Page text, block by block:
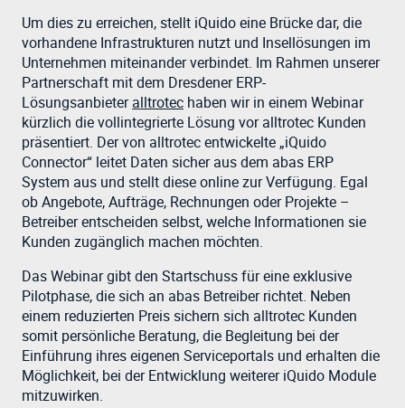
Um dies zu erreichen, stellt iQuido eine Brücke dar, die
vorhandene Infrastrukturen nutzt und Insellösungen im
Unternehmen miteinander verbindet. Im Rahmen unserer
Partnerschaft mit dem Dresdener ERP-
Lösungsanbieteralltrotec haben wir in einem Webinar
kürzlich die vollintegrierte Lösung vor alltrotec Kunden
präsentiert. Der von alltrotec entwickelte „iQuido
Connector“ leitet Daten sicher aus dem abas ERP
System aus und stellt diese online zur Verfügung. Egal
ob Angebote, Aufträge, Rechnungen oder Projekte –
Betreiber entscheiden selbst, welche Informationen sie
Kunden zugänglich machen möchten.
Das Webinar gibt den Startschuss für eine exklusive
Pilotphase, die sich an abas Betreiber richtet. Neben
einem reduzierten Preis sichern sich alltrotec Kunden
somit persönliche Beratung, die Begleitung bei der
Einführung ihres eigenen Serviceportals und erhalten die
Möglichkeit, bei der Entwicklung weiterer iQuido Module
mitzuwirken.